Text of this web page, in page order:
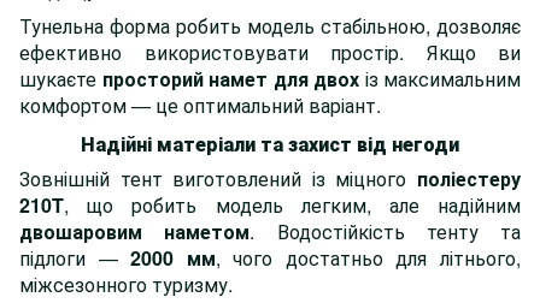
Тунельна форма робить модель стабільною, дозволяє
ефективно використовувати простір. Якщо ви
шукаєте просторий намет для двох із максимальним
комфортом — це оптимальний варіант.
Надійні матеріали та захист від негоди
Зовнішній тент виготовлений із міцного поліестеру
210T, що робить модель легким, але надійним
двошаровим наметом. Водостійкість тенту та
підлоги —2000 мм, чого достатньо для літнього,
міжсезонного туризму.